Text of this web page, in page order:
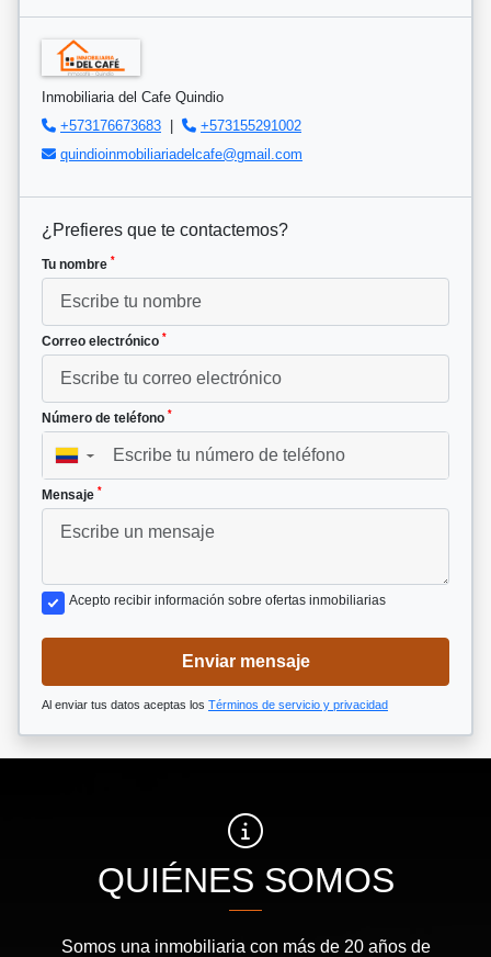
Inmobiliaria del Cafe Quindio
+573176673683 |
+573155291002
quindioinmobiliariadelcafe@gmail.com
¿Prefieres que te contactemos?
Tu nombre *
Correo electrónico *
Número de teléfono *
▼
Mensaje *
Acepto recibir información sobre ofertas inmobiliarias
Enviar mensaje
Al enviar tus datos aceptas los Términos de servicio y privacidad
QUIÉNES SOMOS
Somos una inmobiliaria con más de 20 años de